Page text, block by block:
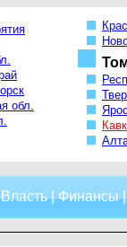
обл.
Власть|Финансы